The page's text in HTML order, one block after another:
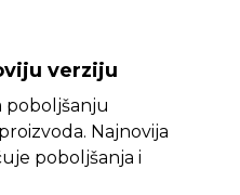
verziju
poboljšanju
Najnovija
poboljšanja i